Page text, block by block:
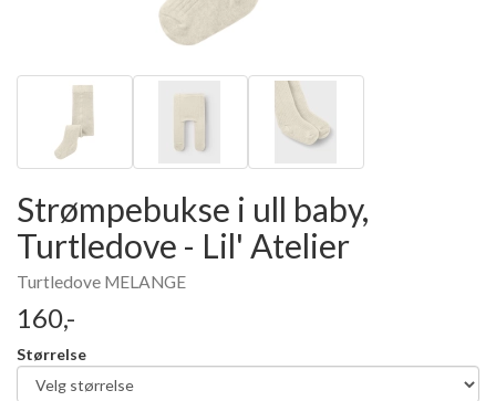
Strømpebukse i ull baby,
Turtledove - Lil' Atelier
Turtledove MELANGE
160,-
Størrelse